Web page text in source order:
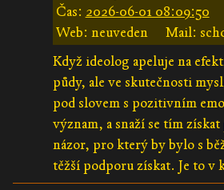
Čas: 2026-06-01 08:09:50
Web: neuveden
Mail:
Když ideolog apeluje na
půdy, ale ve skutečnosti
pod slovem s pozitivním
význam, a snaží se tím
názor, pro který by bylo s
těžší podporu získat. Je to v